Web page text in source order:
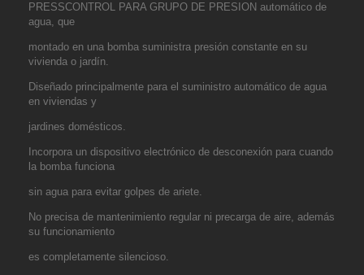
PRESSCONTROL PARA GRUPO DE PRESION automático de
agua, que
montado en una bomba suministra presión constante en su
vivienda o jardín.
Diseñado principalmente para el suministro automático de agua
en viviendas y
jardines domésticos.
Incorpora un dispositivo electrónico de desconexión para cuando
la bomba funciona
sin agua para evitar golpes de ariete.
No precisa de mantenimiento regular ni precarga de aire, además
su funcionamiento
es completamente silencioso.